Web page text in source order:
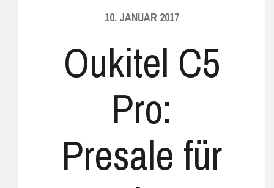
10. JANUAR 2017
Oukitel C5
Pro:
Presale für